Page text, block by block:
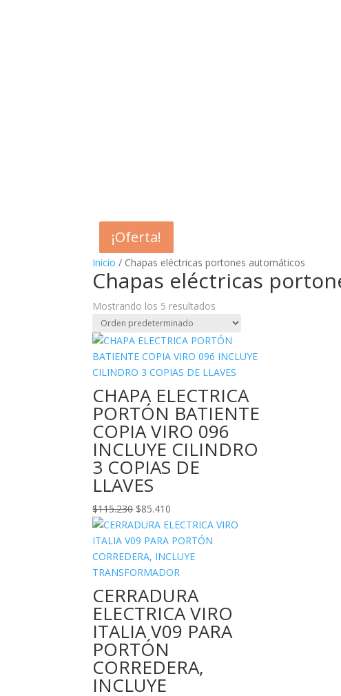
Inicio / Chapas eléctricas portones automáticos
Chapas eléctricas
Mostrando los 5 resultados
¡Oferta!
CHAPA ELECTRICA
PORTÓN BATIENTE
COPIA VIRO 096
INCLUYE CILINDRO
3 COPIAS DE
LLAVES
$115.230 El
precio
original
era:
$115.230.
$85.410
precio
actual
es:
$85.410.
CERRADURA
ELECTRICA VIRO
ITALIA V09 PARA
PORTÓN
CORREDERA,
INCLUYE
¡Oferta!